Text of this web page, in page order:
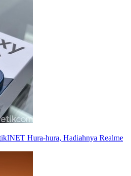
Hura-hura, Hadiahnya Realme